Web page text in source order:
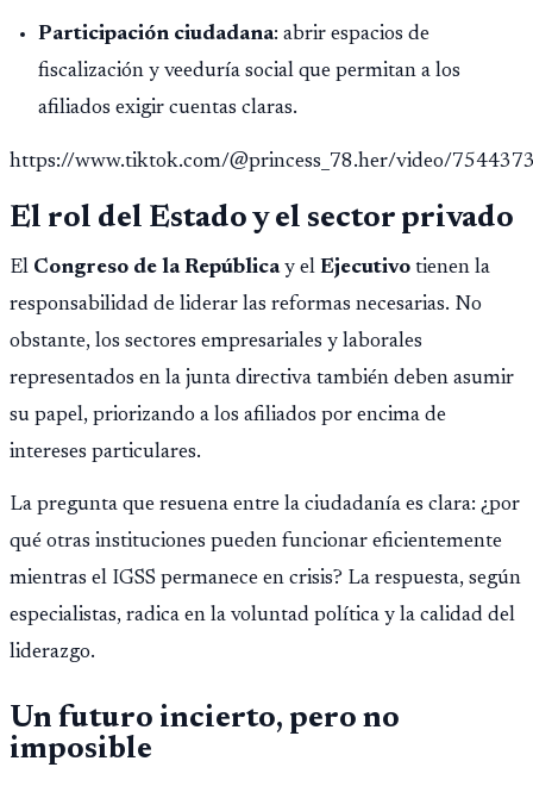
Participación ciudadana: abrir espacios de
fiscalización y veeduría social que permitan a los
afiliados exigir cuentas claras.
https://www.tiktok.com/@princess_78.her/video/
El rol del Estado y el sector privado
El Congreso de la Repúblicay el Ejecutivo tienen la
responsabilidad de liderar las reformas necesarias. No
obstante, los sectores empresariales y laborales
representados en la junta directiva también deben asumir
su papel, priorizando a los afiliados por encima de
intereses particulares.
La pregunta que resuena entre la ciudadanía es clara: ¿por
qué otras instituciones pueden funcionar eficientemente
mientras el IGSS permanece en crisis? La respuesta, según
especialistas, radica en la voluntad política y la calidad del
liderazgo.
Un futuro incierto, pero no
imposible